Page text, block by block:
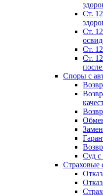
Ст.
Ст.
Ст.
Ст.
Споры с
Суд с
Страховые